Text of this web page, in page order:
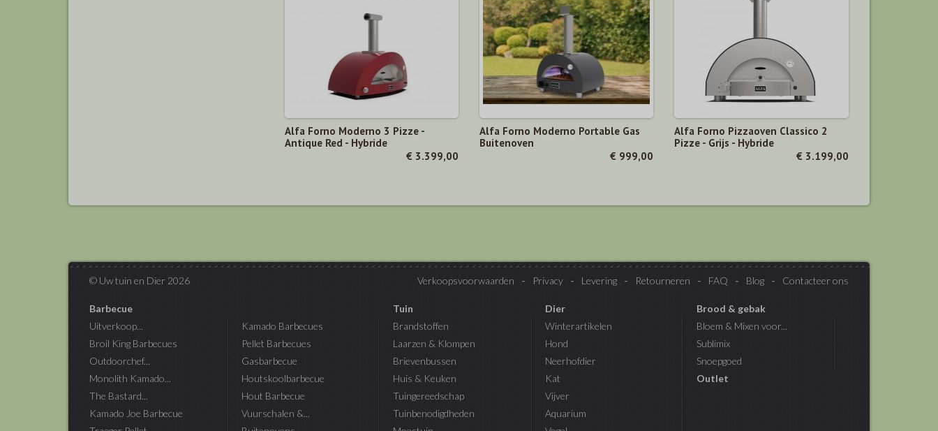
Alfa Forno Moderno 3 Pizze -
Antique Red - Hybride
€ 3.399,00
Alfa Forno Moderno Portable Gas
Buitenoven
€ 999,00
Alfa Forno Pizzaoven Classico 2
Pizze - Grijs - Hybride
€ 3.199,00
© Uw tuin en Dier 2026 Verkoopsvoorwaarden Privacy Levering Retourneren FAQ Blog Contacteer ons
Barbecue
Uitverkoop...
Broil King Barbecues
Outdoorchef...
Monolith Kamado...
The Bastard...
Kamado Joe Barbecue
Kamado Barbecues
Pellet Barbecues
Gasbarbecue
Houtskoolbarbecue
Hout Barbecue
Vuurschalen &...
Tuin
Brandstoffen
Laarzen & Klompen
Brievenbussen
Huis & Keuken
Tuingereedschap
Tuinbenodigdheden
Dier
Winterartikelen
Hond
Neerhofdier
Kat
Vijver
Aquarium
Brood & gebak
Bloem & Mixen voor...
Sublimix
Snoepgoed
Outlet